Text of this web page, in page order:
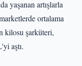
yaşanan artışlarla
ortalama
kilosu şarküteri,
aştı.